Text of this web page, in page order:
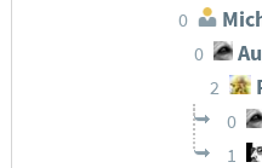
0
0
2
0
1